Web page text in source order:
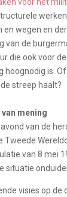
en wegen en
van de
die ook voor
hoognodig is.
streep haalt?
mening
van de
Tweede
van 8 mei
situatie
visies op de